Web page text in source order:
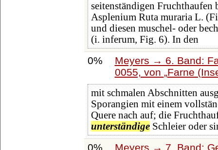
seitenständigen
Asplenium Ruta muraria L.
und diesen muschel- oder
(i. inferum, Fig. 6). In den
0%
Meyers → 6. Band:
0055, von Farne
mit schmalen Abschnitten
Sporangien mit einem
Quere nach auf; die
unterständigeSchleier oder
0% Meyers → 7. Band: